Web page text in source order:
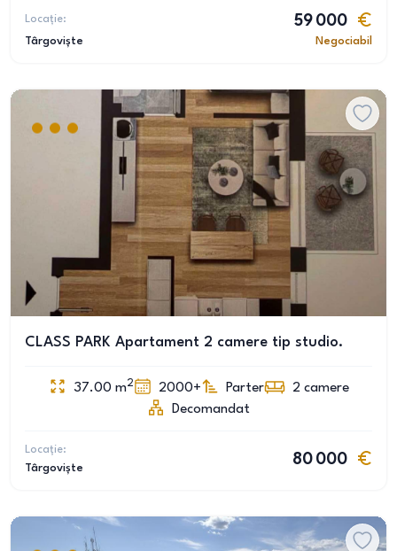
Locație:
Târgoviște
59 000
Negociabil
CLASS PARK Apartament 2 camere tip studio.
37.00 m2 2000+ Parter 2 camere
Decomandat
Locație:
Târgoviște
80 000